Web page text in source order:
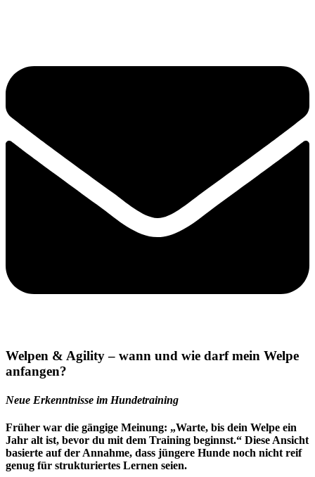
Welpen & Agility – wann und wie darf mein Welpe
anfangen?
Neue Erkenntnisse im Hundetraining
Früher war die gängige Meinung: „Warte, bis dein Welpe ein
Jahr alt ist, bevor du mit dem Training beginnst.“ Diese Ansicht
basierte auf der Annahme, dass jüngere Hunde noch nicht reif
genug für strukturiertes Lernen seien.